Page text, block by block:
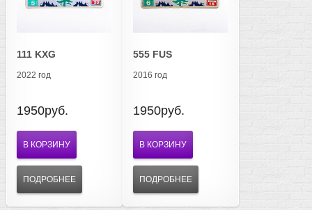
111 KXG
2022 год
1950руб.
В КОРЗИНУ
ПОДРОБНЕЕ
555 FUS
2016 год
1950руб.
В КОРЗИНУ
ПОДРОБНЕЕ